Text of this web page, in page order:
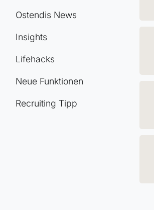
Ostendis News
Insights
Lifehacks
Neue Funktionen
Recruiting Tipp